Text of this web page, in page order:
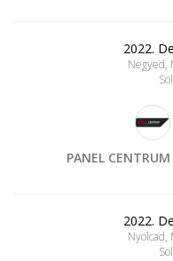
2022.
Negyed,
PANEL CENTRUM
2022.
Nyolcad,